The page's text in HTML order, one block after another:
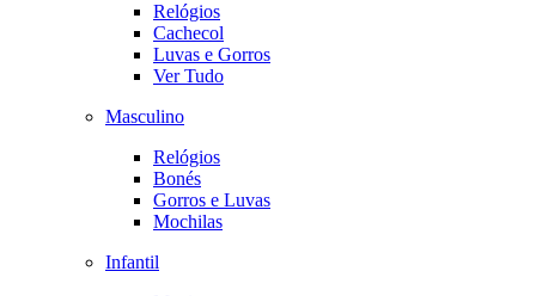
Relógios
Cachecol
Luvas e Gorros
Ver Tudo
Masculino
Relógios
Bonés
Gorros e Luvas
Mochilas
Infantil